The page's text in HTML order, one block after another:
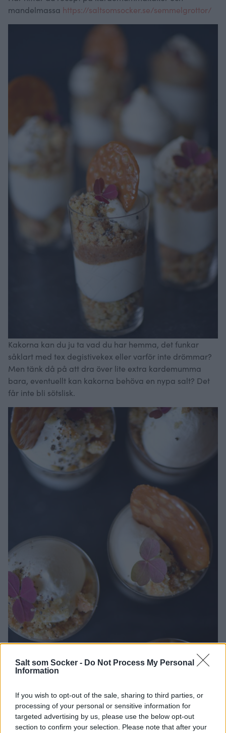
Salt som Socker - Do Not Process My Personal
Information
If you wish to opt-out of the sale, sharing to third parties, or
processing of your personal or sensitive information for
targeted advertising by us, please use the below opt-out
section to confirm your selection. Please note that after your
mandelmassa https://saltsomsocker.se/semmelgrottor/
Kakorna kan du ju ta vad du har hemma, det funkar
såklart med tex degistivekex eller varför inte drömmar?
Men tänk då på att dra över lite extra kardemumma
bara, eventuellt kan kakorna behöva en nypa salt? Det
får inte bli sötslisk.
Receptet funkar till 12 små eller 6 lite större desserter, det